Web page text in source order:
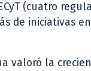
(cuatro
de iniciativas
valoró la